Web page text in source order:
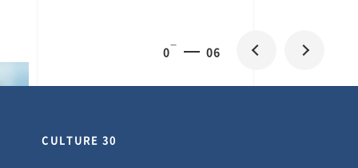
0 06
CULTURE 30